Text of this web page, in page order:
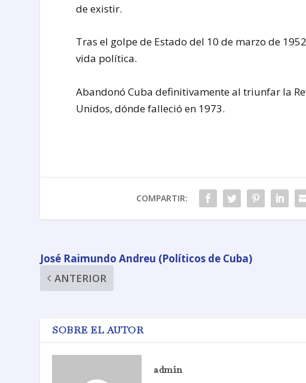
de existir.
Tras el golpe de Estado del 10 de marzo de
vida política.
Abandonó Cuba definitivamente al triunfar la
Unidos, dónde falleció en 1973.
COMPARTIR:
José Raimundo Andreu (Políticos de Cuba)
ANTERIOR
SOBRE EL AUTOR
admin